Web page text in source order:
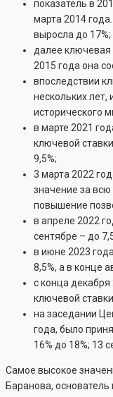
показатель в
марта 2014
выросла до 17%;
далее ключевая
2015 года она
впоследствии
нескольких лет,
исторического
в марте 2021
ключевой
9,5%;
3 марта 2022
значение за
повышение
в апреле 2022
сентябре – до
в июне 2023
8,5%, а в конце
с конца декабря
ключевой
на заседании
года, было
16% до 18%; 13
Самое высокое
Баранова,